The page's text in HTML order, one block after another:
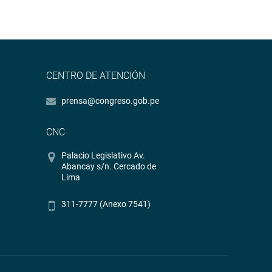
CENTRO DE ATENCIÓN
prensa@congreso.gob.pe
CNC
Palacio Legislativo Av.
Abancay s/n. Cercado de
Lima
311-7777 (Anexo 7541)